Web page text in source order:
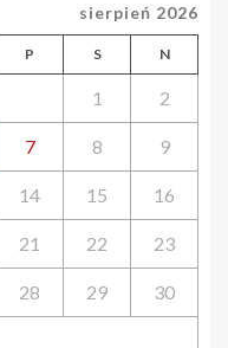
sierpień 2026
P S N
1 2
7 8 9
14 15 16
21 22 23
28 29 30